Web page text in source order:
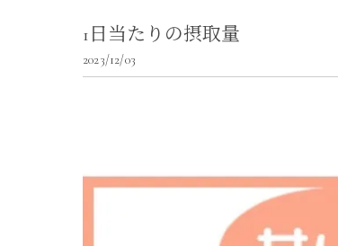
1日当たりの摂取量
2023/12/03